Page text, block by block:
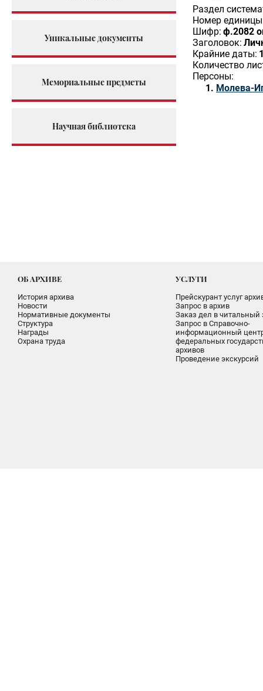
Уникальные документы
Мемориальные предметы
Научная библиотека
Раздел
Номер единицы
Шифр: ф.2082
Заголовок:
Крайние даты:
Количество
Персоны:
Молева-
ОБ АРХИВЕ
История архива
Новости
Нормативные документы
Структура
Награды
Охрана труда
УСЛУГИ
Прейскурант услуг
Запрос в архив
Заказ дел в читальный
Запрос в Справочно-
информационный
федеральных
архивов
Проведение экскурсий